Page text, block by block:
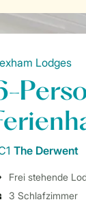
Lodges
The Derwent
Frei stehende
3 Schlafzimmer